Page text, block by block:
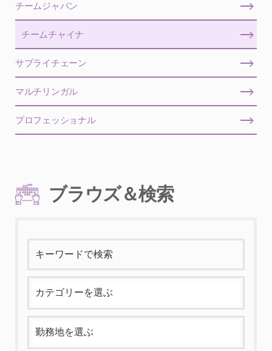
チームジャパン
チームチャイナ
サプライチェーン
マルチリンガル
プロフェッショナル
ブラウズ＆検索